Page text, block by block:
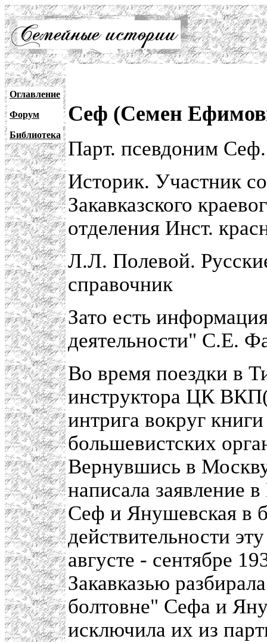
Оглавление
Форум
Библиотека
Сеф (Семен
Парт. псевдоним
Историк. Участник
Закавказского
отделения Инст.
Л.Л. Полевой.
справочник
Зато есть
деятельности" С.Е.
Во время поездки в
инструктора ЦК
интрига вокруг
большевистских
Вернувшись в
написала заявление
Сеф и Янушевская в
действительности
августе - сентябре
Закавказью
болтовне" Сефа и
исключила их из